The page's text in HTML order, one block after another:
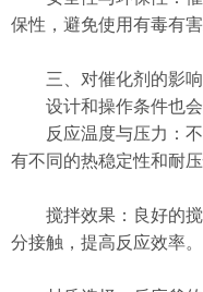
保性，避免使用有毒有
三、对催化剂的影响
设计和操作条件也会
反应温度与压力：不
有不同的热稳定性和耐压
搅拌效果：良好的搅
分接触，提高反应效率。